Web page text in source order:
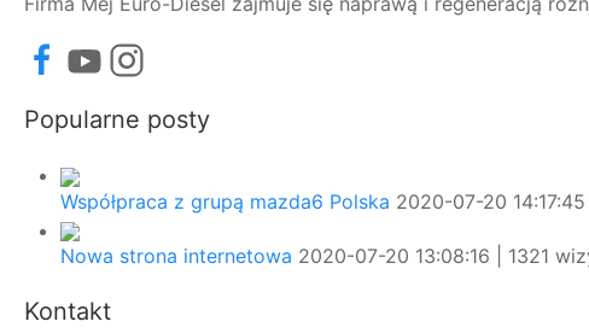
Popularne posty
Współpraca z grupą mazda6 Polska 2020-07-20
Nowa strona internetowa 2020-07-20 13:08:16 | 1321
Kontakt